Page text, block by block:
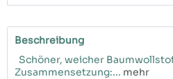
Beschreibung
Schöner, weicher
Zusammensetzung:... mehr